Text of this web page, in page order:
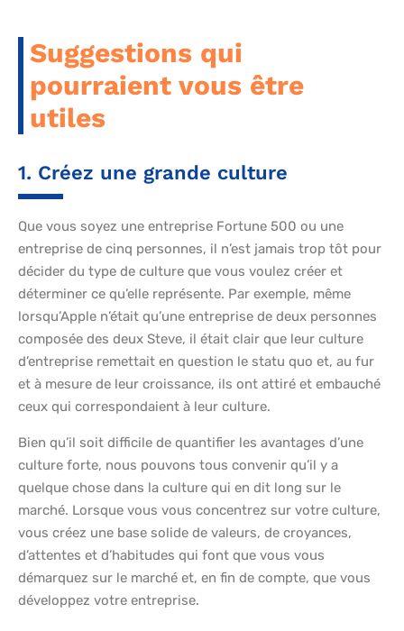
Suggestions qui
pourraient vous être
utiles
1. Créez une grande culture
Que vous soyez une entreprise Fortune 500 ou une
entreprise de cinq personnes, il n’est jamais trop tôt pour
décider du type de culture que vous voulez créer et
déterminer ce qu’elle représente. Par exemple, même
lorsqu’Apple n’était qu’une entreprise de deux personnes
composée des deux Steve, il était clair que leur culture
d’entreprise remettait en question le statu quo et, au fur
et à mesure de leur croissance, ils ont attiré et embauché
ceux qui correspondaient à leur culture.
Bien qu’il soit difficile de quantifier les avantages d’une
culture forte, nous pouvons tous convenir qu’il y a
quelque chose dans la culture qui en dit long sur le
marché. Lorsque vous vous concentrez sur votre culture,
vous créez une base solide de valeurs, de croyances,
d’attentes et d’habitudes qui font que vous vous
démarquez sur le marché et, en fin de compte, que vous
développez votre entreprise.